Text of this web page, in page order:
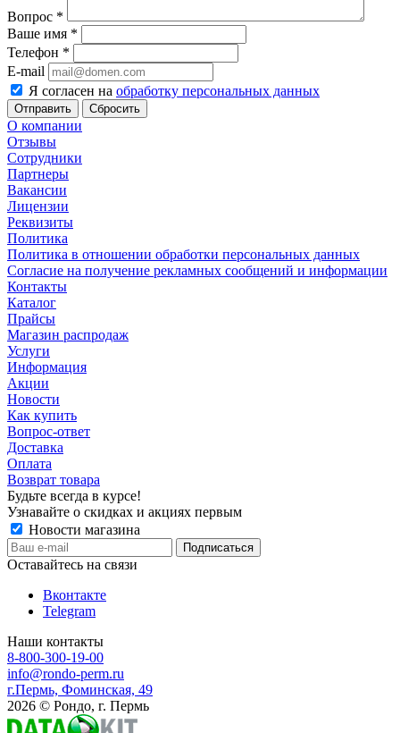
Вопрос *
Ваше имя *
Телефон *
E-mail
Я согласен на обработку персональных данных
Сбросить
О компании
Отзывы
Сотрудники
Партнеры
Вакансии
Лицензии
Реквизиты
Политика
Политика в отношении обработки персональных данных
Согласие на получение рекламных сообщений и информации
Контакты
Каталог
Прайсы
Магазин распродаж
Услуги
Информация
Акции
Новости
Как купить
Вопрос-ответ
Доставка
Оплата
Возврат товара
Будьте всегда в курсе!
Узнавайте о скидках и акциях первым
Новости магазина
Оставайтесь на связи
Вконтакте
Telegram
Наши контакты
8-800-300-19-00
info@rondo-perm.ru
г.Пермь, Фоминская, 49
2026 © Рондо, г. Пермь